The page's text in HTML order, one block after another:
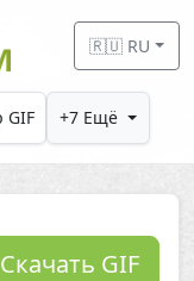
🇷🇺 RU
GIF +7 Ещё
Скачать GIF